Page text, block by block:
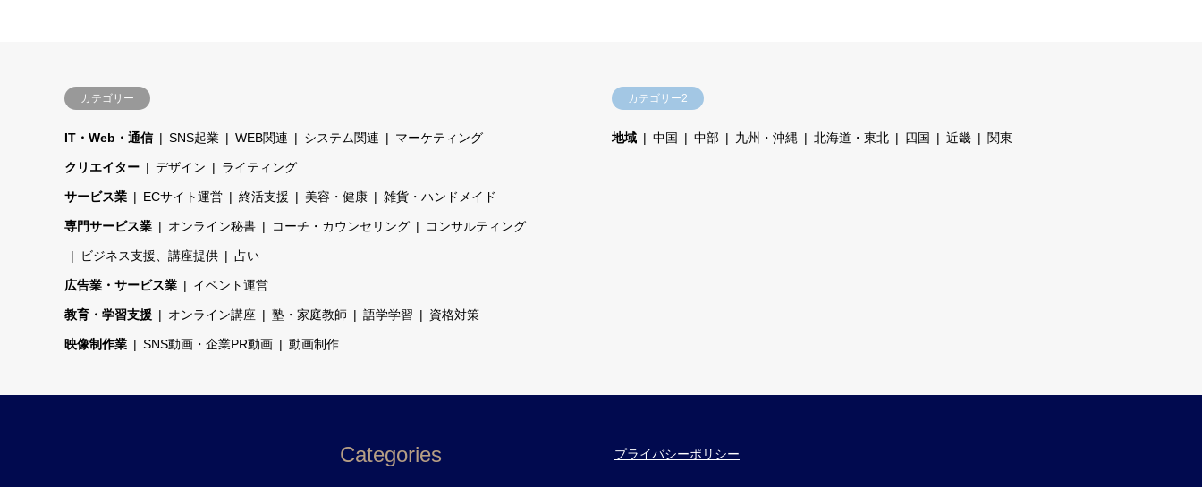
カテゴリー
IT・Web・通信 SNS起業 WEB関連 システム関連 マーケティング
クリエイター デザイン ライティング
サービス業 ECサイト運営 終活支援 美容・健康 雑貨・ハンドメイド
専門サービス業 オンライン秘書 コーチ・カウンセリング コンサルティング
ビジネス支援、講座提供 占い
広告業・サービス業 イベント運営
教育・学習支援 オンライン講座 塾・家庭教師 語学学習 資格対策
映像制作業 SNS動画・企業PR動画 動画制作
カテゴリー2
地域 中国 中部 九州・沖縄 北海道・東北 四国 近畿 関東
Categories プライバシーポリシー